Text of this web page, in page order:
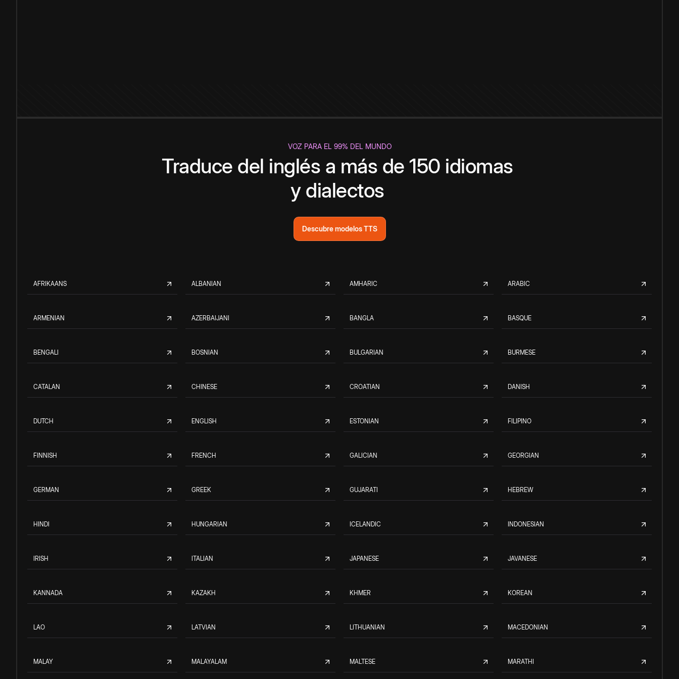
VOZ PARA EL 99% DEL MUNDO
Traduce del inglés a más de 150 idiomas
y dialectos
Descubre modelos TTS
AFRIKAANS ALBANIAN AMHARIC ARABIC
ARMENIAN AZERBAIJANI BANGLA BASQUE
BENGALI BOSNIAN BULGARIAN BURMESE
CATALAN CHINESE CROATIAN DANISH
DUTCH ENGLISH ESTONIAN FILIPINO
FINNISH FRENCH GALICIAN GEORGIAN
GERMAN GREEK GUJARATI HEBREW
HINDI HUNGARIAN ICELANDIC INDONESIAN
IRISH ITALIAN JAPANESE JAVANESE
KANNADA KAZAKH KHMER KOREAN
LAO LATVIAN LITHUANIAN MACEDONIAN
MALAY MALAYALAM MALTESE MARATHI